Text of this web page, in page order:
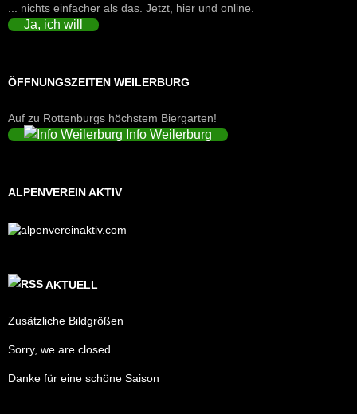
... nichts einfacher als das. Jetzt, hier und online.
Ja, ich will
ÖFFNUNGSZEITEN WEILERBURG
Auf zu Rottenburgs höchstem Biergarten!
Info Weilerburg
ALPENVEREIN AKTIV
AKTUELL
Zusätzliche Bildgrößen
Sorry, we are closed
Danke für eine schöne Saison